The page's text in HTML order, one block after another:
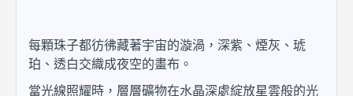
每顆珠子都彷彿藏著宇宙的漩渦，深紫、煙灰、琥
珀、透白交織成夜空的畫布。
當光線照耀時，層層礦物在水晶深處綻放星雲般的光